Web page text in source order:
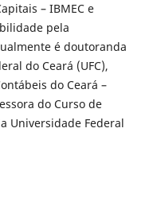
– IBMEC e
pela
é doutoranda
do Ceará (UFC),
do Ceará –
do Curso de
Universidade Federal